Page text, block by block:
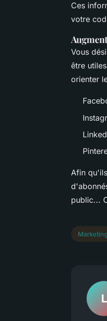
Ces
votre
Vous
être
orienter
Afin
public...
Marketing
L